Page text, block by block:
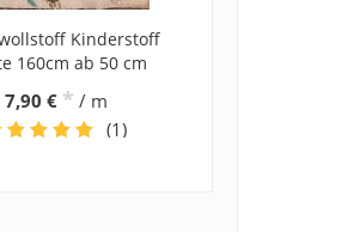
Kinderstoff
160cm ab 50 cm
7,90 € * / m
(1)